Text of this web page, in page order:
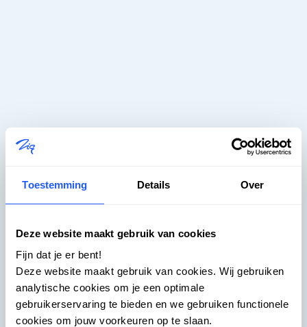
Toestemming Details Over
Deze website maakt gebruik van cookies
Fijn dat je er bent!
Deze website maakt gebruik van cookies. Wij gebruiken
analytische cookies om je een optimale
gebruikerservaring te bieden en we gebruiken functionele
cookies om jouw voorkeuren op te slaan.
Coming Soon